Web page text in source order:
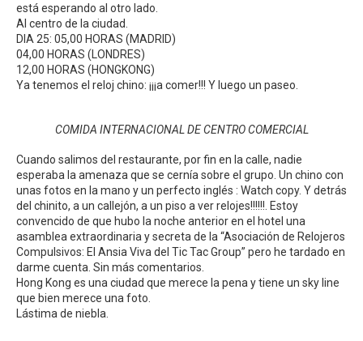
está esperando al otro lado.
Al centro de la ciudad.
DIA 25: 05,00 HORAS (MADRID)
04,00 HORAS (LONDRES)
12,00 HORAS (HONGKONG)
Ya tenemos el reloj chino: ¡¡¡a comer!!! Y luego un paseo.
COMIDA INTERNACIONAL DE CENTRO COMERCIAL
Cuando salimos del restaurante, por fin en la calle, nadie
esperaba la amenaza que se cernía sobre el grupo. Un chino con
unas fotos en la mano y un perfecto inglés : Watch copy. Y detrás
del chinito, a un callejón, a un piso a ver relojes!!!!!!. Estoy
convencido de que hubo la noche anterior en el hotel una
asamblea extraordinaria y secreta de la “Asociación de Relojeros
Compulsivos: El Ansia Viva del Tic Tac Group” pero he tardado en
darme cuenta. Sin más comentarios.
Hong Kong es una ciudad que merece la pena y tiene un sky line
que bien merece una foto.
Lástima de niebla.